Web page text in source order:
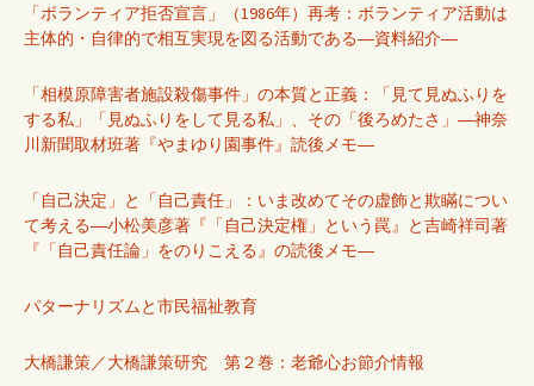
「ボランティア拒否宣言」（1986年）再考：ボランティア活動は
主体的・自律的で相互実現を図る活動である―資料紹介―
「相模原障害者施設殺傷事件」の本質と正義：「見て見ぬふりを
する私」「見ぬふりをして見る私」、その「後ろめたさ」―神奈
川新聞取材班著『やまゆり園事件』読後メモ―
「自己決定」と「自己責任」：いま改めてその虚飾と欺瞞につい
て考える―小松美彦著『「自己決定権」という罠』と吉崎祥司著
『「自己責任論」をのりこえる』の読後メモ―
パターナリズムと市民福祉教育
大橋謙策／大橋謙策研究 第２巻：老爺心お節介情報